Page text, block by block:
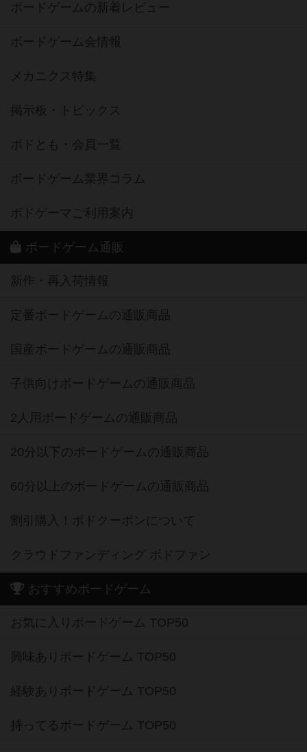
ボードゲームの新着レビュー
ボードゲーム会情報
メカニクス特集
掲示板・トピックス
ボドとも・会員一覧
ボードゲーム業界コラム
ボドゲーマご利用案内
ボードゲーム通販
新作・再入荷情報
定番ボードゲームの通販商品
国産ボードゲームの通販商品
子供向けボードゲームの通販商品
2人用ボードゲームの通販商品
20分以下のボードゲームの通販商品
60分以上のボードゲームの通販商品
割引購入！ボドクーポンについて
クラウドファンディング ボドファン
おすすめボードゲーム
お気に入りボードゲーム TOP50
興味ありボードゲーム TOP50
経験ありボードゲーム TOP50
持ってるボードゲーム TOP50